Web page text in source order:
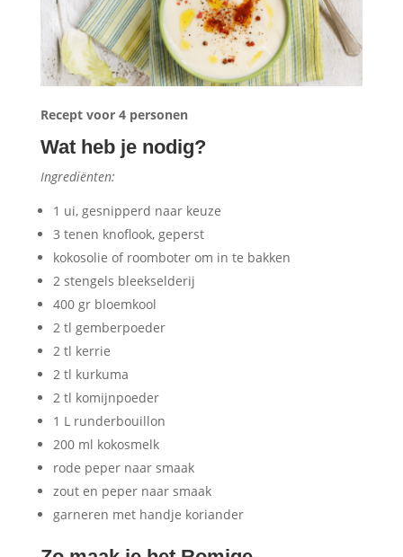
Recept voor 4 personen
Wat heb je nodig?
Ingrediënten:
1 ui, gesnipperd naar keuze
3 tenen knoflook, geperst
kokosolie of roomboter om in te bakken
2 stengels bleekselderij
400 gr bloemkool
2 tl gemberpoeder
2 tl kerrie
2 tl kurkuma
2 tl komijnpoeder
1 L runderbouillon
200 ml kokosmelk
rode peper naar smaak
zout en peper naar smaak
garneren met handje koriander